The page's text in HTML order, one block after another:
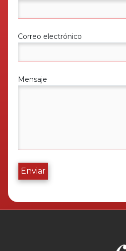
Correo electrónico
Mensaje
Enviar